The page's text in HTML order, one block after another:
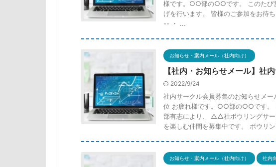
様です。○○部の○○です。 このた
げを行います。 皆様のご参加を
-- ・ ...
お知らせ・案内メール（社内向け）
【社内・お知らせメール】社
2022/9/24
社内サークル会員募集のお知らせメ
位 お疲れ様です。○○部の○○です。
部有志により、 △△社ボウリングサー
を楽しむ仲間を募集中です。 ボウリ
お知らせ・案内メール（社内向け） 社内